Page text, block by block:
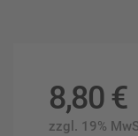
8,80 €
zzgl. 19%